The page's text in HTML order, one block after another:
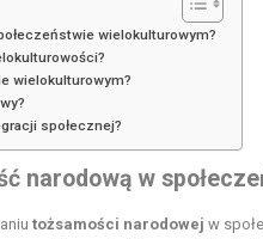
wielokulturowym?
wielokulturowym?
społecznej?
narodową w
tożsamości narodowej w